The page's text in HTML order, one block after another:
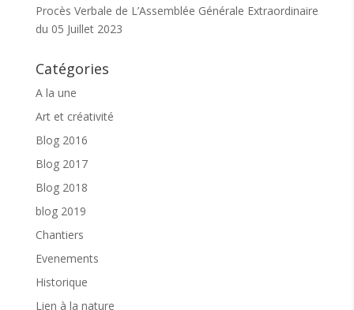
Procès Verbale de L’Assemblée Générale Extraordinaire
du 05 Juillet 2023
Catégories
A la une
Art et créativité
Blog 2016
Blog 2017
Blog 2018
blog 2019
Chantiers
Evenements
Historique
Lien à la nature